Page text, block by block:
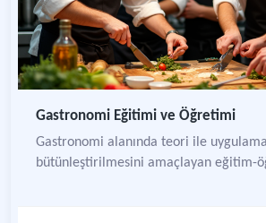
Gastronomi Eğitimi ve Öğretimi
Gastronomi alanında teori ile
bütünleştirilmesini amaçlayan eğitim-